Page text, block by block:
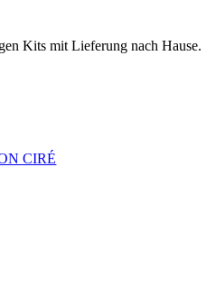
Kits mit Lieferung nach Hause.
CIRÉ